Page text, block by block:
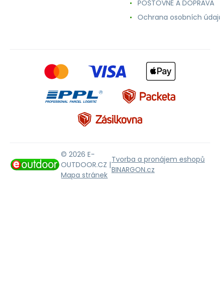
POŠTOVNÉ A DOPRAVA
Ochrana osobních
© 2026 E-
OUTDOOR.CZ |
Mapa stránek
Tvorba a pronájem eshopů
BINARGON.cz